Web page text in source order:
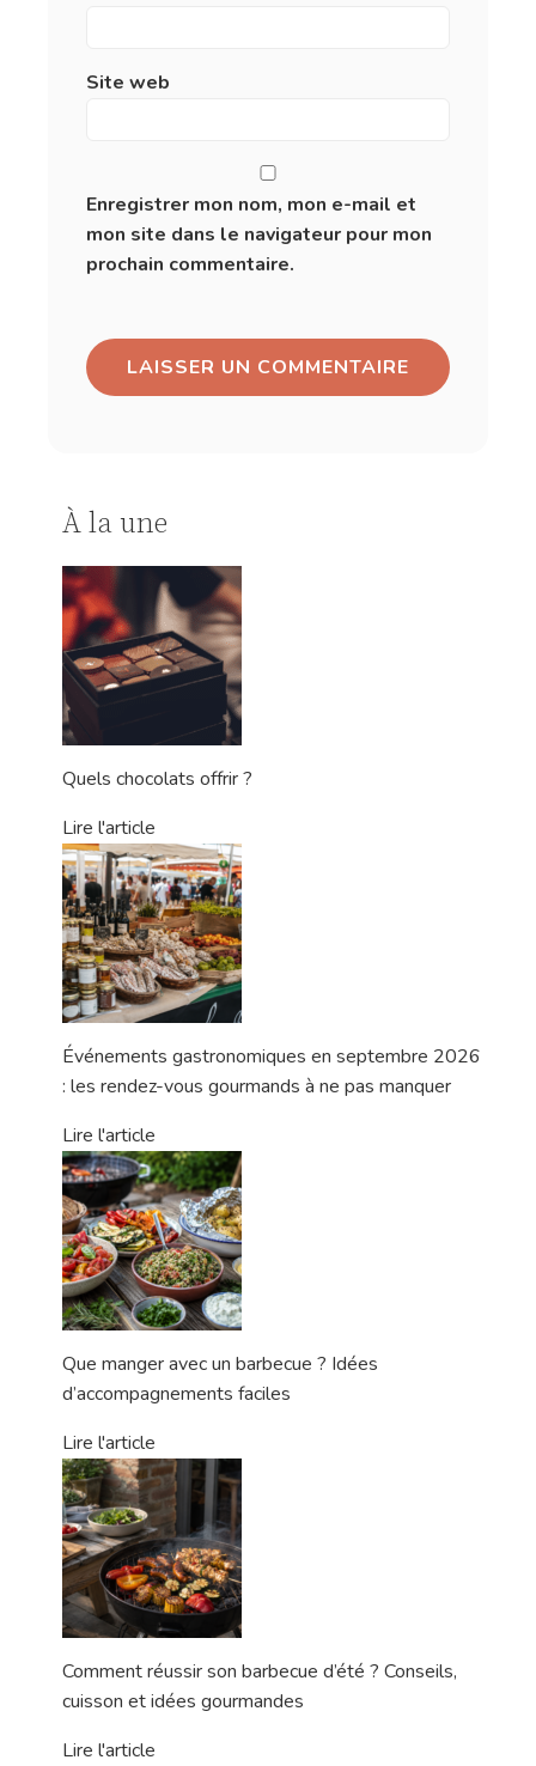
Site web
Enregistrer mon nom, mon e-mail et
mon site dans le navigateur pour mon
prochain commentaire.
À la une
Quels chocolats offrir ?
Lire l'article
Événements gastronomiques en septembre 2026
: les rendez-vous gourmands à ne pas manquer
Lire l'article
Que manger avec un barbecue ? Idées
d’accompagnements faciles
Lire l'article
Comment réussir son barbecue d’été ? Conseils,
cuisson et idées gourmandes
Lire l'article